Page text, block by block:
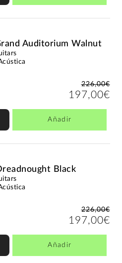
Auditorium Walnut
226,00€
197,00€
Añadir
Black
226,00€
197,00€
Añadir